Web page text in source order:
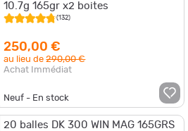
10.7g 165gr x2 boites
(132)
250,00 €
au lieu de290,00 €
Achat Immédiat
Neuf - En stock
20 balles DK 300 WIN MAG 165GRS